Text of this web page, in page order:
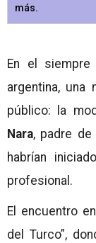
más.
En el siempre
argentina, una
público: la
Nara, padre
habrían
profesional.
El encuentro
del Turco”,